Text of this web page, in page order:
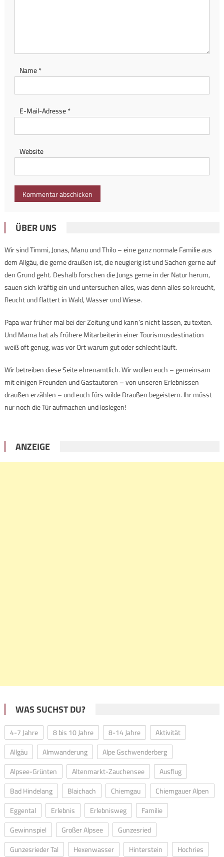
Name*
E-Mail-Adresse*
Website
ÜBER UNS
Wir sind Timmi, Jonas, Manu und Thilo – eine ganz normale Familie aus
dem Allgäu, die gerne draußen ist, die neugierig ist und Sachen gerne auf
den Grund geht. Deshalb forschen die Jungs gerne in der Natur herum,
sauen sich kräftig ein und untersuchen alles, was denn alles so kreucht,
fleucht und flattert in Wald, Wasser und Wiese.
Papa war früher mal bei der Zeitung und kann’s nicht lassen, zu texten.
Und Mama hat als frühere Mitarbeiterin einer Tourismusdestination
weiß oft genug, was vor Ort warum gut oder schlecht läuft.
Wir betreiben diese Seite ehrenamtlich. Wir wollen euch – gemeinsam
mit einigen Freunden und Gastautoren – von unseren Erlebnissen
draußen erzählen – und euch fürs wilde Draußen begeistern. Ihr müsst
nur noch die Tür aufmachen und loslegen!
ANZEIGE
WAS SUCHST DU?
4-7 Jahre 8 bis 10 Jahre 8-14 Jahre
Aktivität
Allgäu
Almwanderung
Alpe Gschwenderberg
Alpsee-Grünten
Altenmarkt-Zauchensee
Ausflug
Bad Hindelang
Blaichach Chiemgau
Chiemgauer Alpen
Eggental
Erlebnis Erlebnisweg
Familie
Gewinnspiel
Großer Alpsee
Gunzesried
Gunzesrieder Tal
Hexenwasser Hinterstein
Hochries